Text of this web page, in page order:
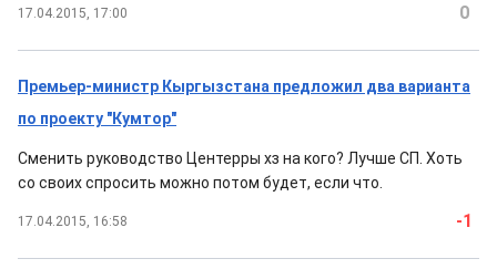
17.04.2015, 17:00 0
Премьер-министр Кыргызстана предложил два варианта
по проекту "Кумтор"
Сменить руководство Центерры хз на кого? Лучше СП. Хоть
со своих спросить можно потом будет, если что.
17.04.2015, 16:58 -1